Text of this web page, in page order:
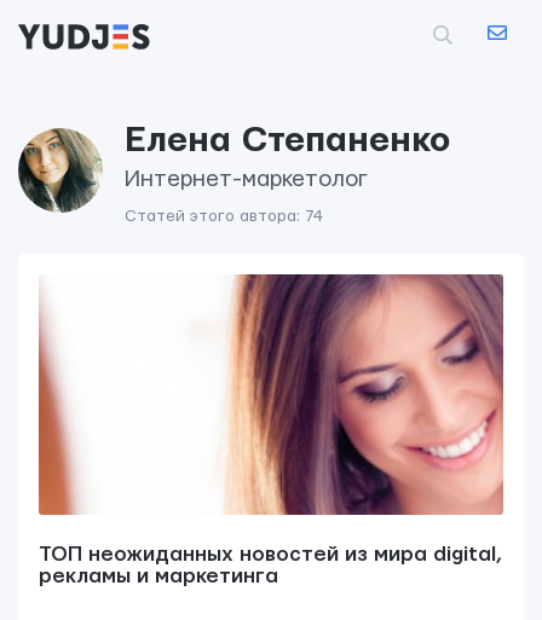
Елена Степаненко
Интернет-маркетолог
Статей этого автора: 74
ТОП неожиданных новостей из мира digital,
рекламы и маркетинга